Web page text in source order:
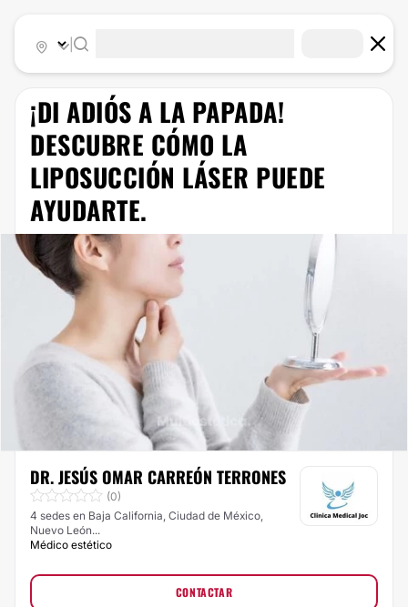
¡DI ADIÓS A LA PAPADA!
DESCUBRE CÓMO LA
LIPOSUCCIÓN LÁSER PUEDE
AYUDARTE.
DR. JESÚS OMAR CARREÓN TERRONES
(0)
4 sedes en Baja California, Ciudad de México,
Nuevo León...
Médico estético
CONTACTAR